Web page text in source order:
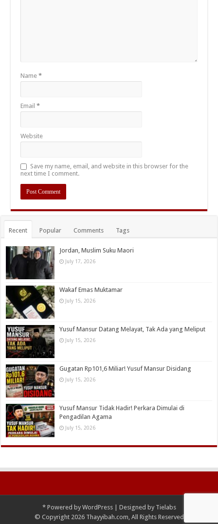
Name*
Email*
Website
Save my name, email, and website in this browser for the
next time I comment.
Recent Popular Comments Tags
Jordan, Muslim Suku Maori
July 17, 2026
Wakaf Emas Muktamar
July 15, 2026
Yusuf Mansur Datang Melayat, Tak Ada yang Meliput
July 15, 2026
Gugatan Rp101,6 Miliar! Yusuf Mansur Disidang
July 15, 2026
Yusuf Mansur Tidak Hadir! Perkara Dimulai di
Pengadilan Agama
July 15, 2026
*Powered by WordPress| Designed by Tielabs
© Copyright 2026 Thayyibah.com, All Rights Reserved